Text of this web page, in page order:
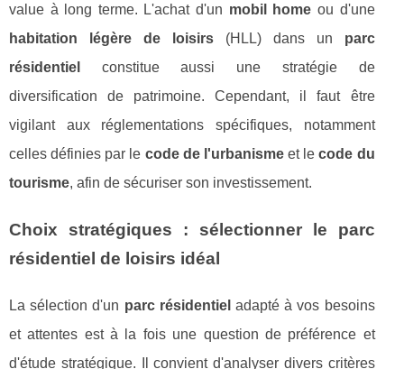
value à long terme. L'achat d'un mobil home ou d'une
habitation légère de loisirs(HLL) dans un parc
résidentiel
constitue aussi une stratégie de
diversification de patrimoine. Cependant, il faut être
vigilant aux réglementations spécifiques, notamment
celles définies par le code de l'urbanismeet lecode du
tourisme, afin de sécuriser son investissement.
Choix stratégiques : sélectionner le parc
résidentiel de loisirs idéal
La sélection d'un parc résidentiel adapté à vos besoins
et attentes est à la fois une question de préférence et
d'étude stratégique. Il convient d'analyser divers critères